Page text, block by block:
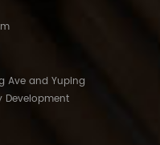
Ave and Yuping
Development